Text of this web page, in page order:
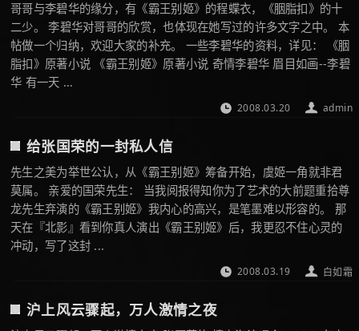
哥哥与李碧华的缘分，有《霸王别姬》的程蝶衣，《胭脂扣》的十
二少。 李碧华对哥哥的欣赏，也体现在她写过的许多文字之中。 本
帖做一个归纳，欢迎大家的补充。 一些李碧华的资料，详见： 《胭
脂扣》原著小说 《霸王别姬》原著小说 奇情李碧华 眉目如画--李碧
华 有一天 ...
admin
2008.03.20
给张国荣的一封私人信
先生之美为举世公认，从《霸王别姬》筹备开始，虞姬一角就非君
莫属。 亲爱的国荣先生： 当我阅报得知你为了艺术的大前题重拾尊
龙先生弃演的《霸王别姬》我内心的高兴，是笔墨难以形容的。 那
天在『北影』看到你真人演出《霸王别姬》后，我更忍不住心灵的
冲动，写了这封 ...
白如霜
2008.03.19
沪上风云骤起，万人激情之夜